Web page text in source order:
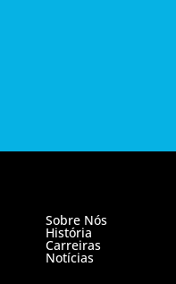
Sobre Nós
História
Carreiras
Notícias